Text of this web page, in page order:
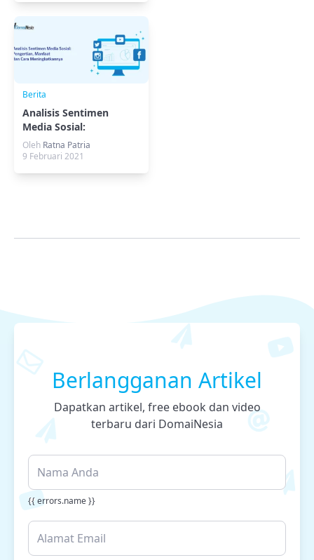
Berita
Analisis Sentimen
Media Sosial:
Pengertian, Manfaat,
Cara
Oleh Ratna Patria
9 Februari 2021
Berlangganan Artikel
Dapatkan artikel, free ebook dan video
terbaru dari DomaiNesia
{{ errors.name }}